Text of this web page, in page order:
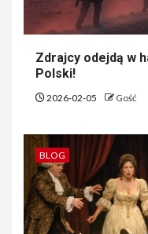
Zdrajcy odejdą w
Polski!
2026-02-05 Gość
BLOG